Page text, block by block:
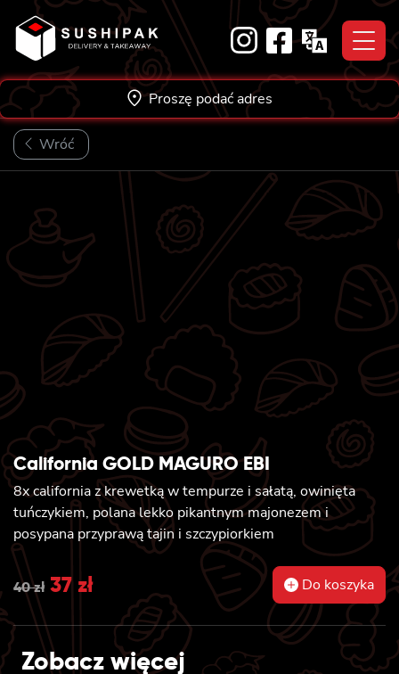
content
Proszę podać adres
Wróć
California GOLD MAGURO EBI
8x california z krewetką w tempurze i sałatą, owinięta
tuńczykiem, polana lekko pikantnym majonezem i
posypana przyprawą tajin i szczypiorkiem
40zł Original
was:
37 złCurrent
price
Do koszyka
Zobacz więcej